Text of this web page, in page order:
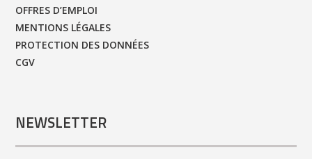
OFFRES D’EMPLOI
MENTIONS LÉGALES
PROTECTION DES DONNÉES
CGV
NEWSLETTER